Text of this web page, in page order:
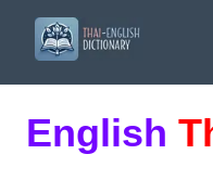
English